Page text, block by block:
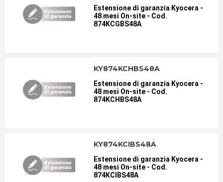
CARICA BATTERIE
CARTELLINE E COPERTINE PER
DORSI PER RILEGATURA
ETICHETTATRICI ELETTRONICHE
E MANUALI
Estensione di garanzia Kyocera -
48 mesi On-site - Cod.
874KCGBS48A
KY874KCHBS48A
Estensione di garanzia Kyocera -
48 mesi On-site - Cod.
874KCHBS48A
KY874KCIBS48A
Estensione di garanzia Kyocera -
48 mesi On-site - Cod.
874KCIBS48A